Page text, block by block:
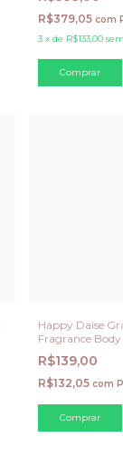
R$379,05 com
3 x de R$133,00
Happy Daise
Fragrance
R$139,00
R$132,05 com